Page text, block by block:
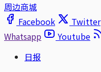
周边商城
Facebook
Twitter
Whatsapp
Youtube
日报